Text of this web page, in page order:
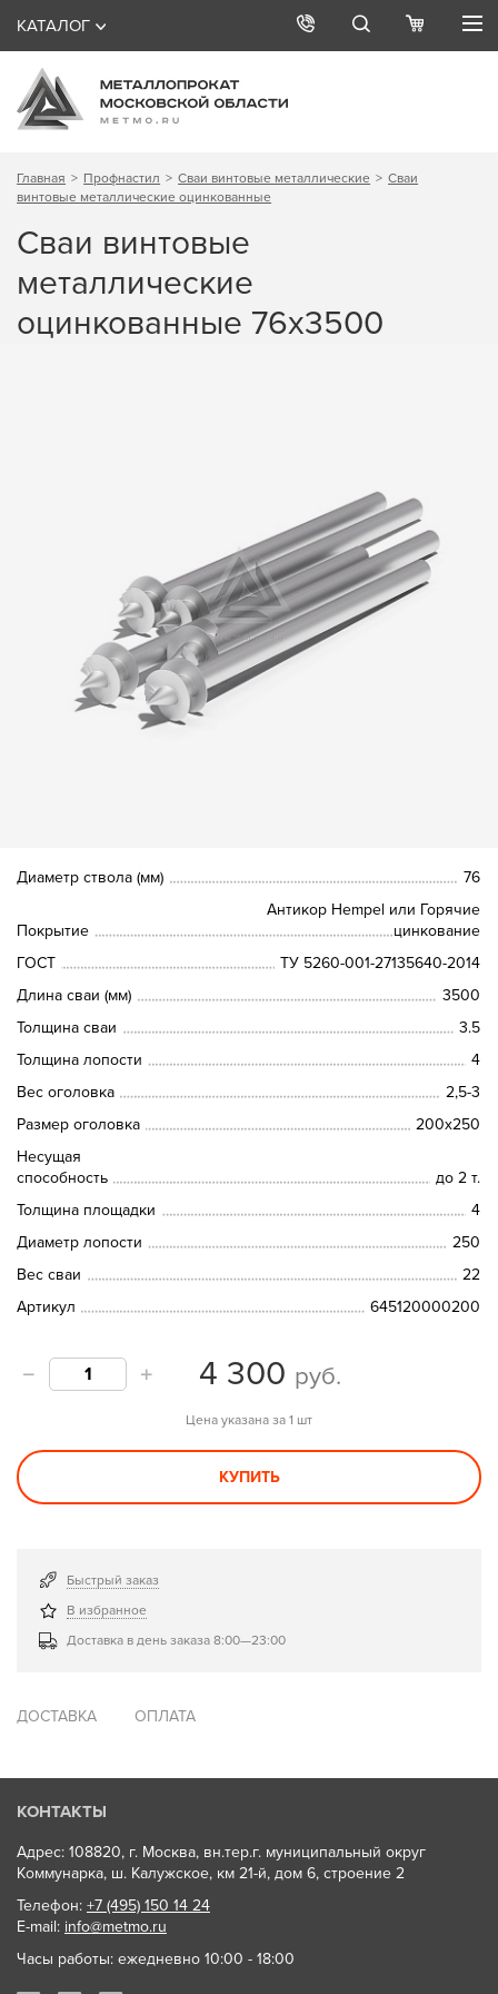
КАТАЛОГ
Главная Профнастил Сваи винтовые металлические
Сваи
винтовые металлические оцинкованные
Сваи винтовые
металлические
оцинкованные 76х3500
Диаметр ствола (мм) 76
Покрытие
Антикор Hempel или Горячие
цинкование
ГОСТ
ТУ 5260-001-27135640-2014
Длина сваи (мм)
3500
Толщина сваи
3.5
Толщина лопости
4
Вес оголовка
2,5-3
Размер оголовка
200х250
Несущая
способность
до 2 т.
Толщина площадки
4
Диаметр лопости
250
Вес сваи
22
Артикул
645120000200
4 300 руб.
Цена указана за 1 шт
КУПИТЬ
Быстрый заказ
В избранное
Доставка в день заказа 8:00—23:00
ДОСТАВКА ОПЛАТА
КОНТАКТЫ
Адрес: 108820, г. Москва, вн.тер.г. муниципальный округ
Коммунарка, ш. Калужское, км 21-й, дом 6, строение 2
Телефон: +7 (495) 150 14 24
E-mail: info@metmo.ru
Часы работы: ежедневно 10:00 - 18:00